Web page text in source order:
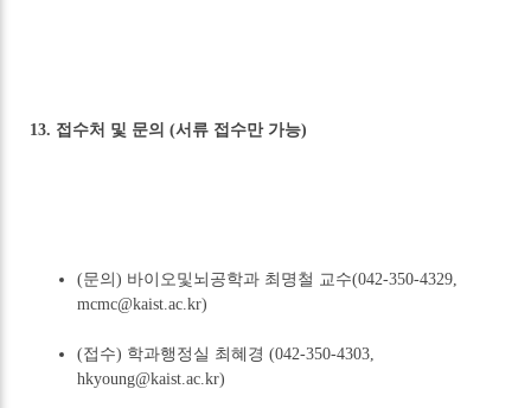
13. 접수처 및 문의 (서류 접수만 가능)
(문의) 바이오및뇌공학과 최명철 교수(042-350-4329,
mcmc@kaist.ac.kr)
(접수) 학과행정실 최혜경 (042-350-4303,
hkyoung@kaist.ac.kr)